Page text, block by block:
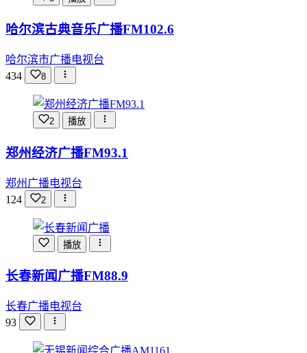
哈尔滨古典音乐广播FM102.6
哈尔滨市广播电视台
434
8
2 播放
郑州经济广播FM93.1
郑州广播电视台
124
2
播放
长春新闻广播FM88.9
长春广播电视台
93